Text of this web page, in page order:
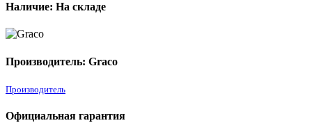
Наличие: На складе
Производитель: Graco
Производитель
Официальная гарантия